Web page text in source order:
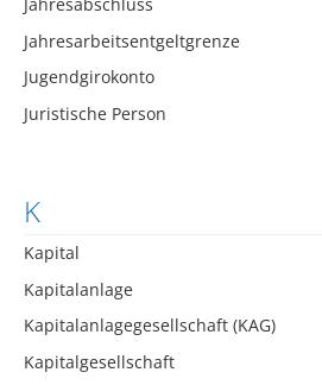
Jahresabschluss
Jahresarbeitsentgeltgrenze
Jugendgirokonto
Juristische Person
K
Kapital
Kapitalanlage
Kapitalanlagegesellschaft (KAG)
Kapitalgesellschaft